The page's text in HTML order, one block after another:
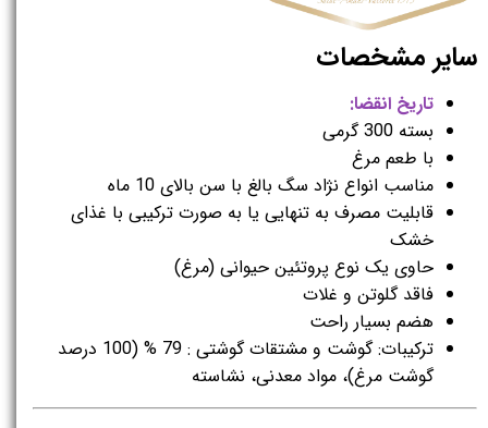
سایر مشخصات
تاریخ انقضا:
بسته 300 گرمی
با طعم مرغ
مناسب انواع نژاد سگ بالغ با سن بالای 10 ماه
قابلیت مصرف به تنهایی یا به صورت ترکیبی با غذای
خشک
حاوی یک نوع پروتئین حیوانی (مرغ)
فاقد گلوتن و غلات
هضم بسیار راحت
ترکیبات: گوشت و مشتقات گوشتی : 79 % (100 درصد
گوشت مرغ)، مواد معدنی، نشاسته